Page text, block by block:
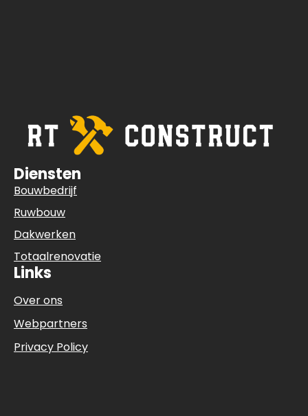
Diensten
Bouwbedrijf
Ruwbouw
Dakwerken
Totaalrenovatie
Links
Over ons
Webpartners
Privacy Policy